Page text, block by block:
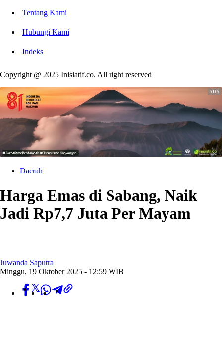
Tentang Kami
Hubungi Kami
Indeks
Copyright @ 2025 Inisiatif.co. All right reserved
Daerah
Harga Emas di Sabang, Naik
Jadi Rp7,7 Juta Per Mayam
Juwanda Saputra
Minggu, 19 Oktober 2025 - 12:59 WIB